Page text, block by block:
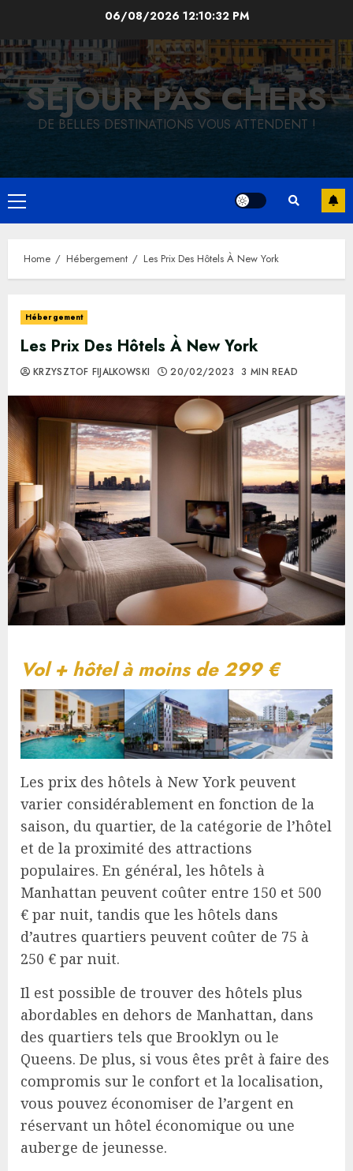
content
06/08/2026 12:10:34 PM
SÉJOUR PAS CHERS
DE BELLES DESTINATIONS VOUS ATTENDENT !
Primary
Menu
Home Hébergement Les Prix Des Hôtels À New York
Hébergement
Les Prix Des Hôtels À New York
KRZYSZTOF FIJALKOWSKI 20/02/2023 3 MIN READ
Vol + hôtel à moins de 299 €
Les prix des hôtels à New York peuvent
varier considérablement en fonction de la
saison, du quartier, de la catégorie de l’hôtel
et de la proximité des attractions
populaires. En général, les hôtels à
Manhattan peuvent coûter entre 150 et 500
€ par nuit, tandis que les hôtels dans
d’autres quartiers peuvent coûter de 75 à
250 € par nuit.
Il est possible de trouver des hôtels plus
abordables en dehors de Manhattan, dans
des quartiers tels que Brooklyn ou le
Queens. De plus, si vous êtes prêt à faire des
compromis sur le confort et la localisation,
vous pouvez économiser de l’argent en
réservant un hôtel économique ou une
auberge de jeunesse.